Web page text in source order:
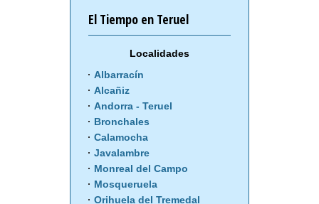
El Tiempo en Teruel
Localidades
Albarracín
Alcañiz
Andorra - Teruel
Bronchales
Calamocha
Javalambre
Monreal del Campo
Mosqueruela
Orihuela del Tremedal